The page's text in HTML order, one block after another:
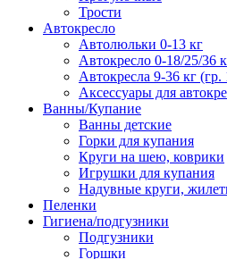
Трости
Автокресло
Автолюльки 0-13 кг
Автокресло 0-18/25/36
Автокресла 9-36 кг (гр.
Аксессуары для
Ванны/Купание
Ванны детские
Горки для купания
Круги на шею, коврики
Игрушки для купания
Надувные круги,
Пеленки
Гигиена/подгузники
Подгузники
Горшки